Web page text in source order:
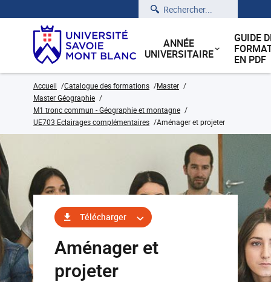
Rechercher
ANNÉE
UNIVERSITAIRE
GUIDE
EN PDF
Accueil Catalogue des formations
Master
Master Géographie
M1 tronc commun - Géographie et montagne
UE703 Eclairages complémentaires
Aménager et projeter
Télécharger
Aménager et
projeter